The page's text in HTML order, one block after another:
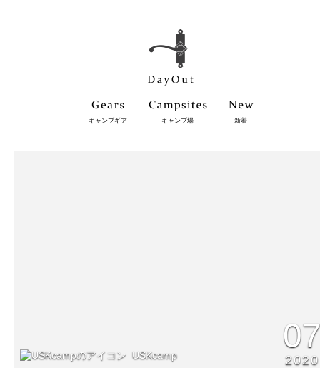
キャンプギア キャンプ場 新着
USKcamp 2020